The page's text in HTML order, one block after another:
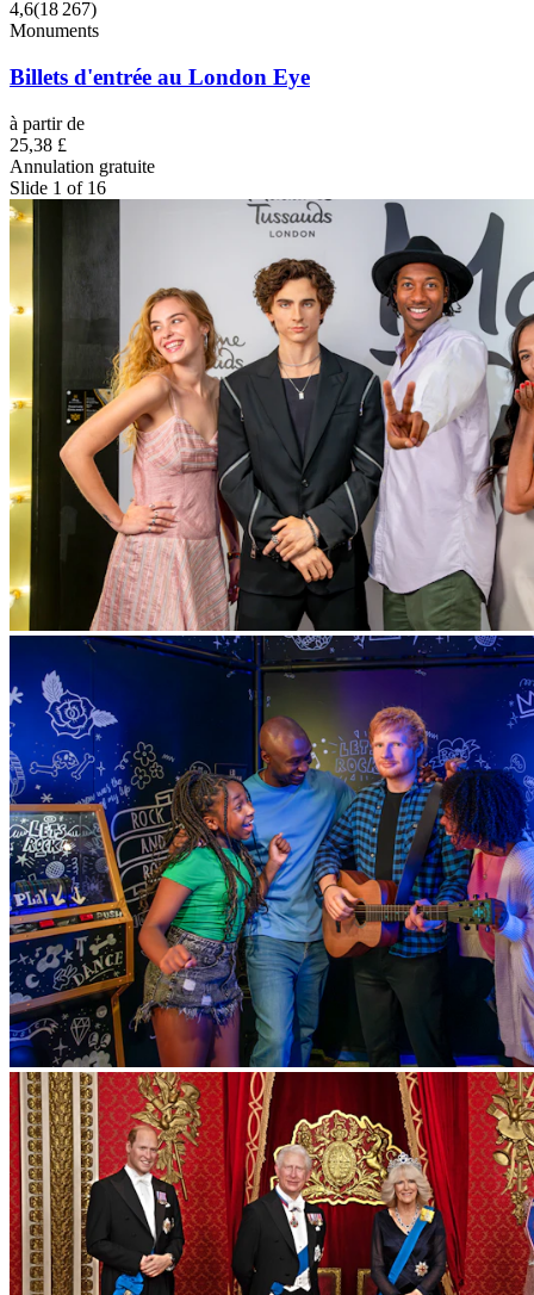
4,6(18 267)
Monuments
Billets d'entrée au London Eye
à partir de
25,38 £
Annulation gratuite
Slide 1 of 16